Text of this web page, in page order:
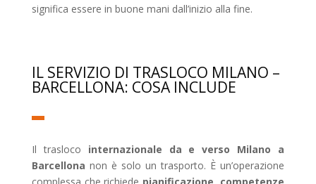
significa essere in buone mani dall’inizio alla fine.
IL SERVIZIO DI TRASLOCO MILANO –
BARCELLONA: COSA INCLUDE
Il trasloco internazionale da e verso Milano a
Barcellona non è solo un trasporto. È un’operazione